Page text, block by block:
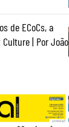
de ECoCs, a
| Por João